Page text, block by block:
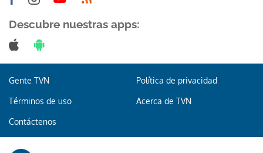
Descubre nuestras apps:
Gente TVN Política de privacidad
Términos de uso Acerca de TVN
Contáctenos